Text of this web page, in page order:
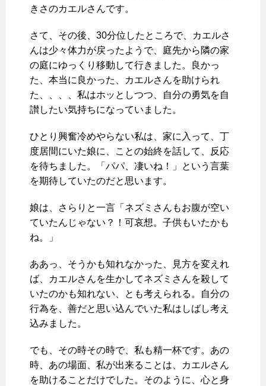
きさのカエルさんです。
さて、その後、30分位したところで、カエルさ
んは少々体力が戻ったようで、庭先から隣の家
の庭にゆっくり移動して行きました。良かっ
た、本当に良かった、カエルさんを助けられ
た、、、、私はホッとしつつ、自分の勇気を自
讃したい気持ちになっていました。
ひとり興奮冷めやらない私は、家に入って、丁
度居間にいた娘に、ことの始終を話して、反応
を待ちました。「パパ、凄いね！」という言葉
を期待していたのだと思います。
娘は、さらりと一言「ネズミさんもお腹が空い
ていたんじゃない？！可哀想。子供もいたかも
ね。」
ああっ、そうかも知れなかった、見方を変えれ
ば、カエルさんを生かしてネズミさんを殺して
いたのかも知れない、とも考えられる。自分の
行為を、善だと思い込んでいた私はしばし考え
込みました。
でも、その時その時で、私も精一杯です。あの
時、あの場面、私が出来ることは、カエルさん
を助けることだけでした。そのように、心と身